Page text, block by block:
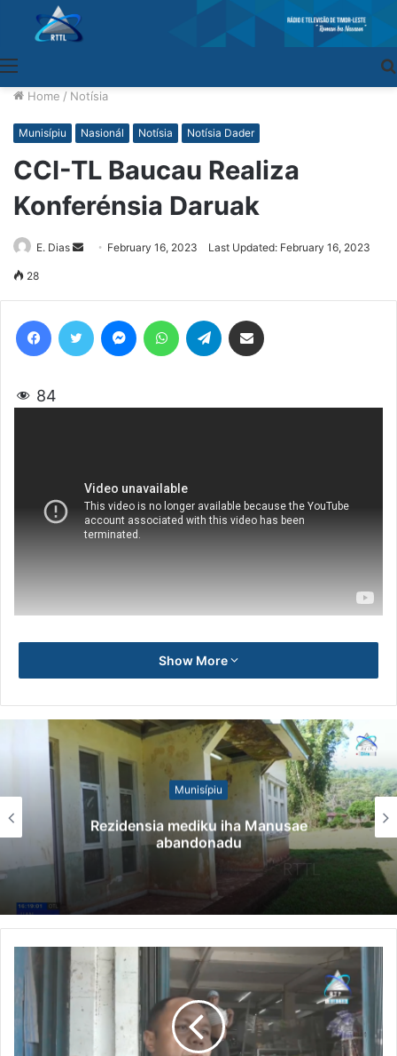
Home / Notísia
Munisípiu Nasionál Notísia Notísia Dader
CCI-TL Baucau Realiza
Konferénsia Daruak
E. Dias
SendFebruary 16, 2023 Last Updated: February 16, 2023
28
84
Show More
Munisípiu
Rezidensia mediku iha Manusae
abandonadu